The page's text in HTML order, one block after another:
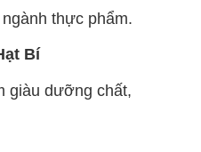
thực phẩm.
Bí
giàu dưỡng chất,